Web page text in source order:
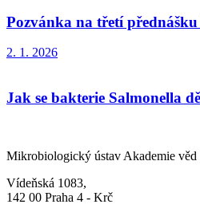
Pozvánka na třetí
2. 1. 2026
Jak se bakterie Salmonella
Mikrobiologický ústav Akademie věd
Vídeňská 1083,
142 00 Praha 4 - Krč